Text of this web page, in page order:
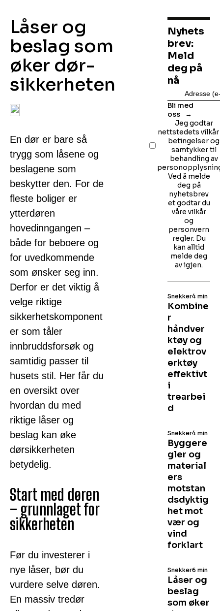
Låser og
beslag som
øker dør­
sikkerheten
En dør er bare så
trygg som låsene og
beslagene som
beskytter den. For de
fleste boliger er
ytterdøren
hovedinngangen –
både for beboere og
for uvedkommende
som ønsker seg inn.
Derfor er det viktig å
velge riktige
sikkerhetskomponent
er som tåler
innbruddsforsøk og
samtidig passer til
husets stil. Her får du
en oversikt over
hvordan du med
riktige låser og
beslag kan øke
dørsikkerheten
betydelig.
Start med døren
– grunnlaget for
sikkerheten
Før du investerer i
nye låser, bør du
vurdere selve døren.
En massiv tredør
Nyhets
brev:
Meld
deg på
nå
Bli med
oss
Jeg godtar
nettstedets
betingelser og
samtykker til
behandling av
Ved å melde
deg på
nyhetsbrev
et godtar du
våre vilkår
og
personvern
regler. Du
kan alltid
melde deg
av igjen.
Kombine
r
håndver
ktøy og
elektrov
erktøy
effektivt
i
trearbei
d
Snekker4 min
Byggere
gler og
material
ers
motstan
dsdyktig
het mot
vær og
vind
forklart
Snekker4 min
Låser og
beslag
som øker
Snekker6 min